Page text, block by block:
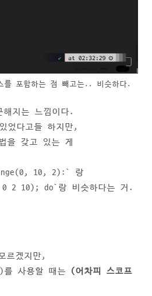
를 포함하는 점 빼고는.. 비슷하다.
지는 느낌이다.
었다고들 하지만,
을 갖고 있는 게
10, 2):` 랑
10); do`랑 비슷하다는 거.
르겠지만,
사용할 때는
(어차피 스코프